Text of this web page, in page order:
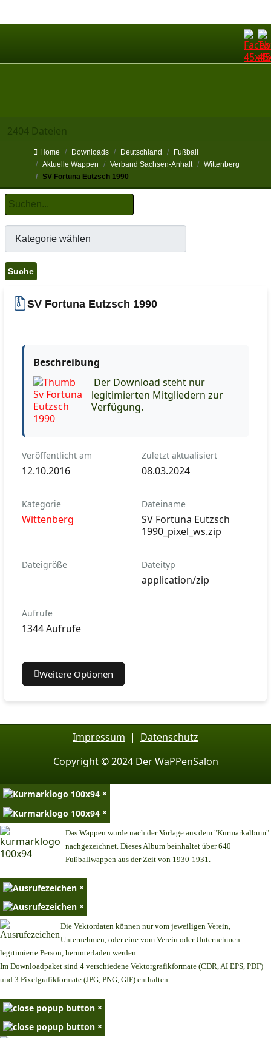
2404 Dateien
Home Downloads Deutschland
Fußball
Aktuelle Wappen
Verband Sachsen-Anhalt
Wittenberg
SV Fortuna Eutzsch 1990
SV Fortuna Eutzsch 1990
Beschreibung
Der Download steht nur
legitimierten Mitgliedern zur
Verfügung.
Veröffentlicht am
12.10.2016
Zuletzt aktualisiert
08.03.2024
Kategorie
Wittenberg
Dateiname
SV Fortuna Eutzsch
1990_pixel_ws.zip
Dateigröße Dateityp
application/zip
Aufrufe
1344 Aufrufe
Weitere Optionen
Impressum | Datenschutz
Copyright © 2024 Der WaPPenSalon
×
×
Das Wappen wurde nach der Vorlage aus dem "Kurmarkalbum"
nachgezeichnet. Dieses Album beinhaltet über 640
Fußballwappen aus der Zeit von 1930-1931.
×
×
Die Vektordaten können nur vom jeweiligen Verein,
Unternehmen, oder eine vom Verein oder Unternehmen
legitimierte Person, herunterladen werden.
Im Downloadpaket sind 4 verschiedene Vektorgrafikformate (CDR, AI EPS, PDF)
und 3 Pixelgrafikformate (JPG, PNG, GIF) enthalten.
×
×